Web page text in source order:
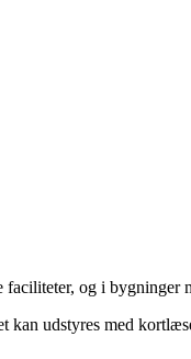
og i
udstyres med